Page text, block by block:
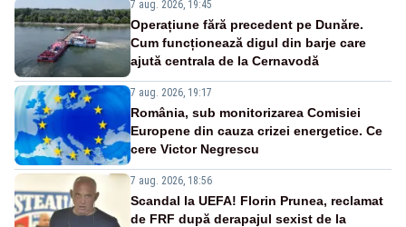
7 aug. 2026, 19:45
Operațiune fără precedent pe Dunăre.
Cum funcționează digul din barje care
ajută centrala de la Cernavodă
7 aug. 2026, 19:17
România, sub monitorizarea Comisiei
Europene din cauza crizei energetice. Ce
cere Victor Negrescu
7 aug. 2026, 18:56
Scandal la UEFA! Florin Prunea, reclamat
de FRF după derapajul sexist de la